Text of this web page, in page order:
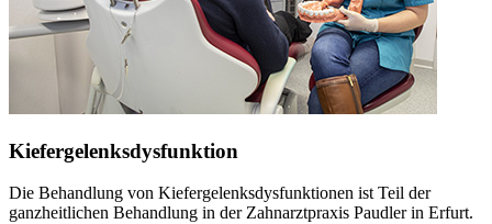
Kiefergelenksdysfunktion
Die Behandlung von Kiefergelenksdysfunktionen ist Teil der
ganzheitlichen Behandlung in der Zahnarztpraxis Paudler in Erfurt.